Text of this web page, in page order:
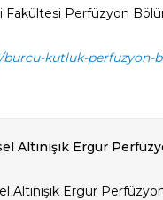
Fakültesi Perfüzyon
burcu-kutluk-perfuzyon-
Altınışık Ergur
Altınışık Ergur